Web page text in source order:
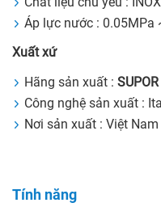
Áp lực nước : 0.05MPa
Xuất xứ
Hãng sản xuất : SUPOR
Công nghệ sản xuất :
Nơi sản xuất : Việt Nam
Tính năng